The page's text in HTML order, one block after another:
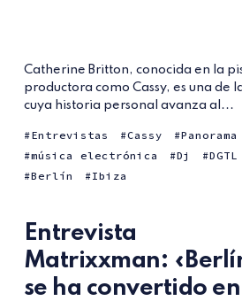
Catherine Britton, conocida en la
productora como Cassy, es una de
cuya historia personal avanza al...
Entrevistas Cassy
música electrónica
Dj
Berlín
Ibiza
Entrevista
Matrixxman:
se ha convertido en